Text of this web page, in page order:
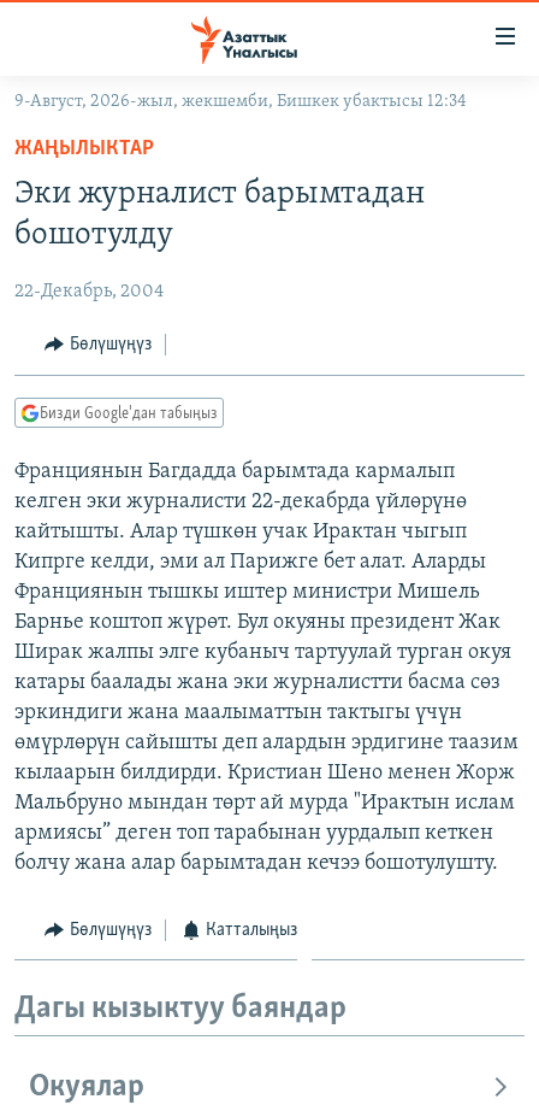
Навигацияга
өтүңүз
Издөөгө
салыңызКЫРГЫЗСТАН
ЭКОНОМИКА
МАДАНИЯТ
ДҮЙНӨ
БОРБОР АЗИЯ
УКРАИНА
АТАЙЫН ИЛИКТӨӨ
ТВ ПРОГРАММАЛАР
ЭКСПЕРТТЕР ТАЛДАЙТ
БИЗ ЖАНА ДҮЙНӨ
ДАНИСТЕ
ЭЖЕ-СИҢДИЛЕР
АЗАТТЫК+
ЫҢГАЙСЫЗ СУРООЛОР
ӨЗГӨЧӨ ПИКИР
Русский
ОНЛАЙН ШЕРИНЕ
ЭЕ/АРнун бардык сайттары
9-Август, 2026-жыл, жекшемби, Бишкек убактысы 12:34
ЖАҢЫЛЫКТАР
Эки журналист барымтадан
бошотулду
22-Декабрь, 2004
Бөлүшүңүз
Бизди Google'дан табыңыз
Франциянын Багдадда барымтада кармалып
келген эки журналисти 22-декабрда үйлөрүнө
кайтышты. Алар түшкөн учак Ирактан чыгып
Кипрге келди, эми ал Парижге бет алат. Аларды
Франциянын тышкы иштер министри Мишель
Барнье коштоп жүрөт. Бул окуяны президент Жак
Ширак жалпы элге кубаныч тартуулай турган окуя
катары баалады жана эки журналистти басма сөз
эркиндиги жана маалыматтын тактыгы үчүн
өмүрлөрүн сайышты деп алардын эрдигине таазим
кылаарын билдирди. Кристиан Шено менен Жорж
Мальбруно мындан төрт ай мурда "Ирактын ислам
армиясы” деген топ тарабынан уурдалып кеткен
болчу жана алар барымтадан кечээ бошотулушту.
Бөлүшүңүз Катталыңыз
Дагы кызыктуу баяндар
Окуялар